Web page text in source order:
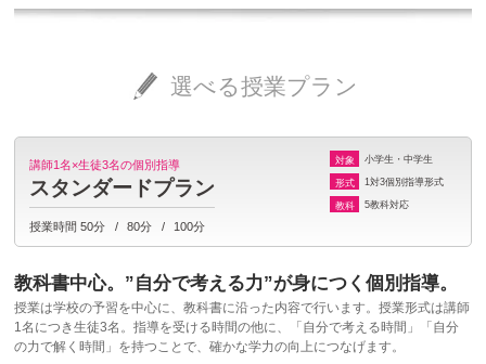
選べる授業プラン
講師1名×生徒3名の個別指導
スタンダードプラン
授業時間 50分 80分 100分
対象
小学生・中学生
形式
1対3個別指導形式
教科
5教科対応
教科書中心。”自分で考える力”が身につく個別指導。
授業は学校の予習を中心に、教科書に沿った内容で行います。授業形式は講師
1名につき生徒3名。指導を受ける時間の他に、「自分で考える時間」「自分
の力で解く時間」を持つことで、確かな学力の向上につなげます。